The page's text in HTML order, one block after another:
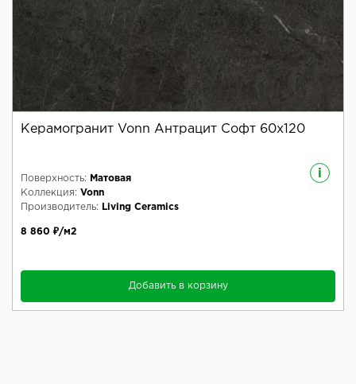
Керамогранит Vonn Антрацит Софт 60x120
i
Поверхность:
Матовая
Коллекция: Vonn
Производитель:
Living Ceramics
8 860 ₽/м2
Добавить в корзину